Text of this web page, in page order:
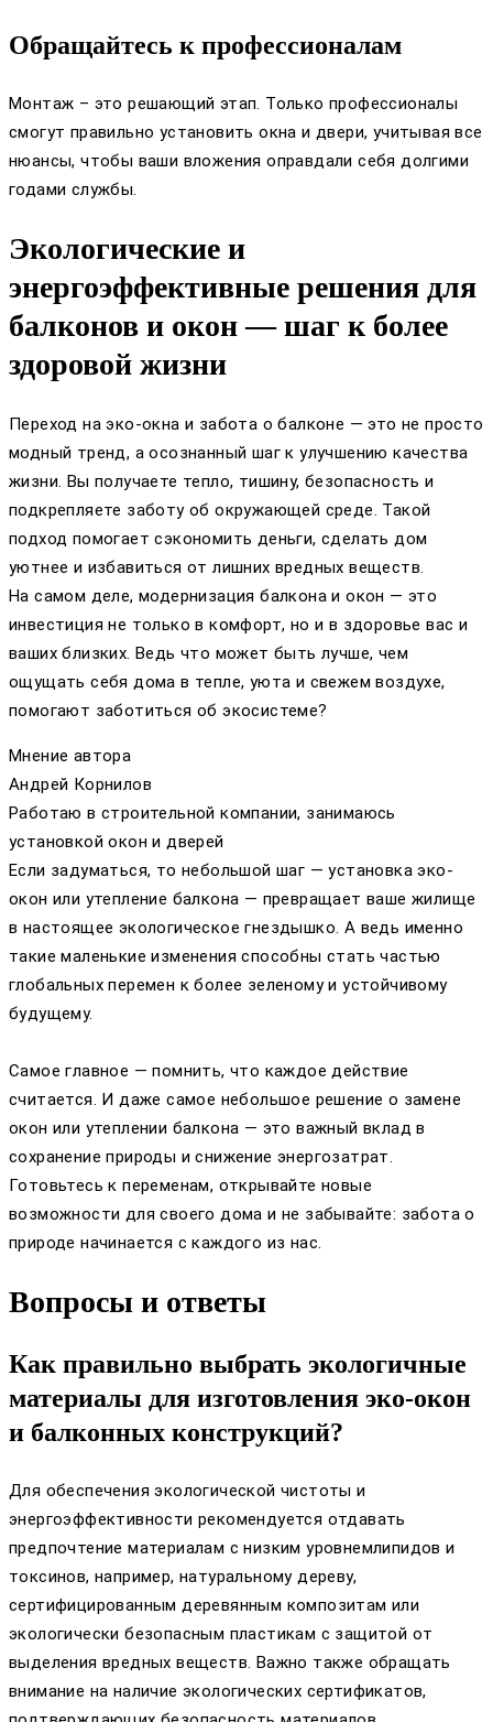
Обращайтесь к профессионалам
Монтаж – это решающий этап. Только профессионалы
смогут правильно установить окна и двери, учитывая все
нюансы, чтобы ваши вложения оправдали себя долгими
годами службы.
Экологические и
энергоэффективные решения для
балконов и окон — шаг к более
здоровой жизни
Переход на эко-окна и забота о балконе — это не просто
модный тренд, а осознанный шаг к улучшению качества
жизни. Вы получаете тепло, тишину, безопасность и
подкрепляете заботу об окружающей среде. Такой
подход помогает сэкономить деньги, сделать дом
уютнее и избавиться от лишних вредных веществ.
На самом деле, модернизация балкона и окон — это
инвестиция не только в комфорт, но и в здоровье вас и
ваших близких. Ведь что может быть лучше, чем
ощущать себя дома в тепле, уюта и свежем воздухе,
помогают заботиться об экосистеме?
Мнение автора
Андрей Корнилов
Работаю в строительной компании, занимаюсь
установкой окон и дверей
Если задуматься, то небольшой шаг — установка эко-
окон или утепление балкона — превращает ваше жилище
в настоящее экологическое гнездышко. А ведь именно
такие маленькие изменения способны стать частью
глобальных перемен к более зеленому и устойчивому
будущему.
Самое главное — помнить, что каждое действие
считается. И даже самое небольшое решение о замене
окон или утеплении балкона — это важный вклад в
сохранение природы и снижение энергозатрат.
Готовьтесь к переменам, открывайте новые
возможности для своего дома и не забывайте: забота о
природе начинается с каждого из нас.
Вопросы и ответы
Как правильно выбрать экологичные
материалы для изготовления эко-окон
и балконных конструкций?
Для обеспечения экологической чистоты и
энергоэффективности рекомендуется отдавать
предпочтение материалам с низким уровнемлипидов и
токсинов, например, натуральному дереву,
сертифицированным деревянным композитам или
экологически безопасным пластикам с защитой от
выделения вредных веществ. Важно также обращать
внимание на наличие экологических сертификатов,